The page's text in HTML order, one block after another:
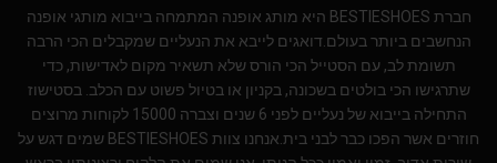
חברת BESTIESHOES היא מותג אופנה המתמחה בייבוא מותגי אופנה
הנחשבים ביותר בעולם.דואגים לייבא את הנעליים שמקבלים הכי הרבה
תשומת לב, עם הסטייל הכי הורס שלא תשאיר מקום לאדישות, כדי
שתרגישו הכי בולטים בשכונה, בקניון או בטיול פשוט עם הכלב. בסטישוז
התחילה בייבוא של נעליים לפני 6 שנים וצברה 15000 לקוחות מרוצים
חוזרים אשר הפכו כבר לבני בית.אנחנו צוות BESTIESHOES שמים דגש על